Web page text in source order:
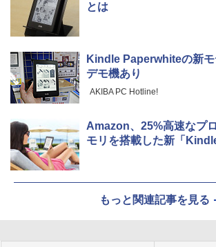
とは
Kindle Paperwhiteの新
デモ機あり
AKIBA PC Hotline!
Amazon、25%高速なプ
モリを搭載した新「
もっと関連記事を見る